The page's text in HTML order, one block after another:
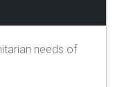
needs of